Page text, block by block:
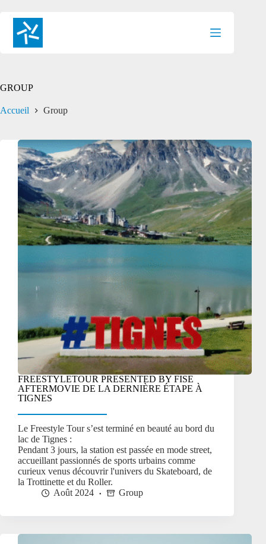
contenu
GROUP
Accueil Group
FREESTYLETOUR PRESENTED BY FISE
AFTERMOVIE DE LA DERNIÈRE ÉTAPE À
TIGNES
Le Freestyle Tour s’est terminé en beauté au bord du
lac de Tignes :
Pendant 3 jours, la station est passée en mode street,
accueillant passionnés de sports urbains comme
curieux venus découvrir l'univers du Skateboard, de
la Trottinette et du Roller.
Août 2024
Group